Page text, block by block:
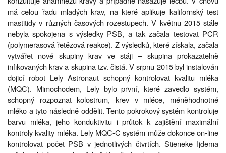
má celou řadu mladých krav, na které aplikuje kalifornský test
mastitidy v různých časových rozestupech. V květnu 2015 stále
nebyla spokojena s výsledky PSB, a tak začala testovat PCR
(polymerasová řetězová reakce). Z výsledků, které získala, začala
vytvářet nové skupiny krav ve stáji – skupina prokazatelně
infikovaných krav a skupina tzv. čistá. V srpnu 2015 byl instalován
dojicí robot Lely Astronaut schopný kontrolovat kvalitu mléka
(MQC). Mimochodem, Lely bylo první, které zavedlo systém,
schopný rozpoznat kolostrum, krev v mléce, méněhodnotné
mléko a tyto následně oddělit. Tento pokrokový systém kontroluje
barvu mléka, jeho konduktivitu i průtok k zajištění maximální
kontroly kvality mléka. Lely MQC-C systém může dokonce on-line
kontrolovat počet PSB v jednotlivých čtvrtích. Stieneke Ijdema